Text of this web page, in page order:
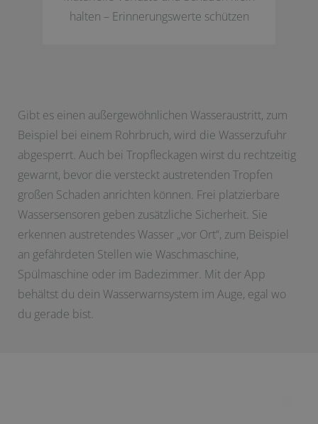
halten – Erinnerungswerte schützen
Gibt es einen außergewöhnlichen Wasseraustritt, zum
Beispiel bei einem Rohrbruch, wird die Wasserzufuhr
abgesperrt. Auch bei Tropfleckagen wirst du rechtzeitig
gewarnt, bevor die versteckt austretenden Tropfen
großen Schaden anrichten können. Frei platzierbare
Wassersensoren geben zusätzliche Sicherheit. Sie
erkennen austretendes Wasser „vor Ort“, zum Beispiel
an gefährdeten Stellen wie Waschmaschine,
Spülmaschine oder im Badezimmer. Mit der App
behältst du dein Wasserwarnsystem im Auge, egal wo
du gerade bist.